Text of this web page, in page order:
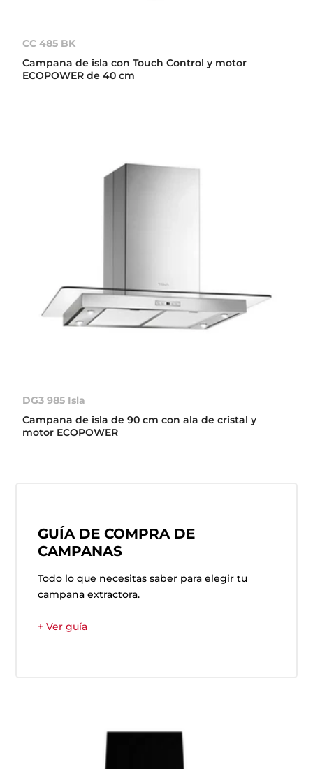
CC 485 BK
Campana de isla con Touch Control y motor
ECOPOWER de 40 cm
DG3 985 Isla
Campana de isla de 90 cm con ala de cristal y
motor ECOPOWER
GUÍA DE COMPRA DE
CAMPANAS
Todo lo que necesitas saber para elegir tu
campana extractora.
+ Ver guía